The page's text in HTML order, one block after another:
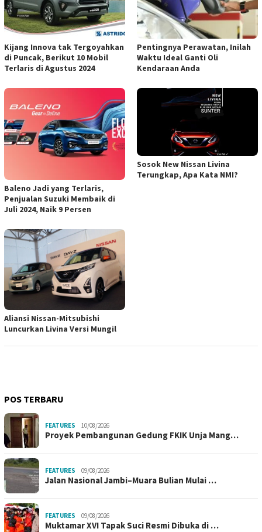
Kijang Innova tak Tergoyahkan
di Puncak, Berikut 10 Mobil
Terlaris di Agustus 2024
Pentingnya Perawatan, Inilah
Waktu Ideal Ganti Oli
Kendaraan Anda
Baleno Jadi yang Terlaris,
Penjualan Suzuki Membaik di
Juli 2024, Naik 9 Persen
Sosok New Nissan Livina
Terungkap, Apa Kata NMI?
Aliansi Nissan-Mitsubishi
Luncurkan Livina Versi Mungil
POS TERBARU
FEATURES 10/08/2026
Proyek Pembangunan Gedung FKIK Unja Mang…
FEATURES 09/08/2026
Jalan Nasional Jambi–Muara Bulian Mulai …
FEATURES 09/08/2026
Muktamar XVI Tapak Suci Resmi Dibuka di …